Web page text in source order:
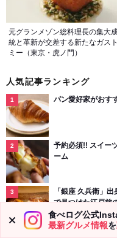
元グランメゾン総料理長の集大
統と革新が交差する新たなガス
ミー（東京・虎ノ門）
人気記事ランキング
パン愛好家がおす
予約必須!! スイー
ーム
「銀座 久兵衛」
で見つけた江戸前
食べログ公式
最新グルメ情報を